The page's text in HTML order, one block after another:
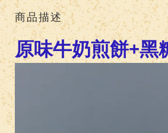
商品描述
原味牛奶煎餅+黑